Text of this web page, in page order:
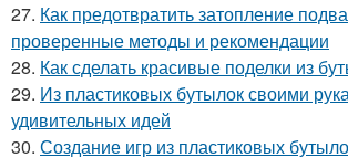
27. Как предотвратить затопление
проверенные методы и рекомендации
28. Как сделать красивые поделки из
29. Из пластиковых бутылок своими
удивительных идей
30. Создание игр из пластиковых